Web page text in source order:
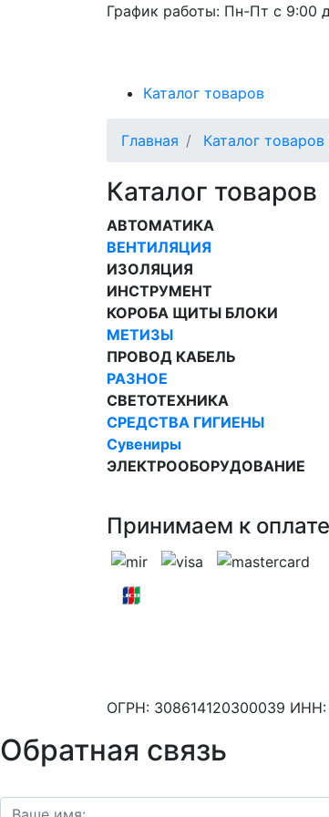
График работы: Пн-Пт с 9:00
Каталог товаров
Главная Каталог товаров
Каталог товаров
АВТОМАТИКА
ВЕНТИЛЯЦИЯ
ИЗОЛЯЦИЯ
ИНСТРУМЕНТ
КОРОБА ЩИТЫ БЛОКИ
МЕТИЗЫ
ПРОВОД КАБЕЛЬ
РАЗНОЕ
СВЕТОТЕХНИКА
СРЕДСТВА ГИГИЕНЫ
Сувениры
ЭЛЕКТРООБОРУДОВАНИЕ
Принимаем к оплате
ОГРН: 308614120300039 ИНН:
Обратная связь